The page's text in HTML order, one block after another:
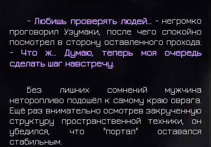
- Любишь проверять людей... - негромко
проговорил Узумаки, после чего спокойно
посмотрел в сторону оставленного прохода.
- Что ж... Думаю, теперь моя очередь
сделать шаг навстречу.
Без лишних сомнений мужчина
неторопливо подошёл к самому краю оврага.
Ещё раз внимательно осмотрев закрученную
структуру пространственной техники, он
убедился, что "портал" оставался
стабильным.